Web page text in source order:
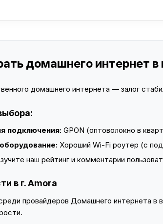
домашнего интернет в
домашнего интернета — залог
подключения: GPON (оптоволокно в
Хороший Wi-Fi роутер (с
наш рейтинг и комментарии
в г. Amora
провайдеров Домашнего интернета в